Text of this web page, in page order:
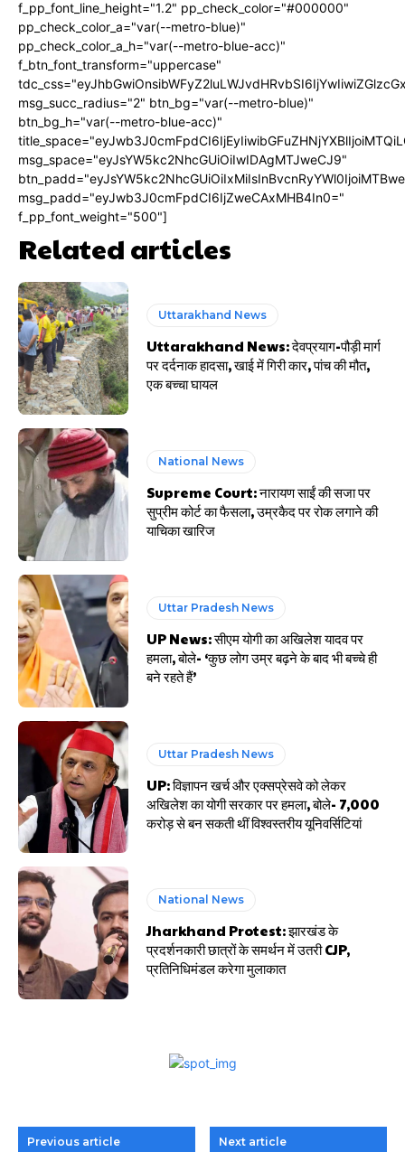
f_pp_font_line_height="1.2" pp_check_color="#000000"
pp_check_color_a="var(--metro-blue)"
pp_check_color_a_h="var(--metro-blue-acc)"
f_btn_font_transform="uppercase"
msg_succ_radius="2" btn_bg="var(--metro-blue)"
btn_bg_h="var(--metro-blue-acc)"
msg_space="eyJsYW5kc2NhcGUiOiIwIDAgMTJweCJ9"
msg_padd="eyJwb3J0cmFpdCI6IjZweCAxMHB4In0="
f_pp_font_weight="500"]
Related articles
Uttarakhand News
Uttarakhand News: देवप्रयाग-पौड़ी मार्ग
पर दर्दनाक हादसा, खाई में गिरी कार, पांच की मौत,
एक बच्चा घायल
National News
Supreme Court: नारायण साईं की सजा पर
सुप्रीम कोर्ट का फैसला, उम्रकैद पर रोक लगाने की
याचिका खारिज
Uttar Pradesh News
UP News: सीएम योगी का अखिलेश यादव पर
हमला, बोले- ‘कुछ लोग उम्र बढ़ने के बाद भी बच्चे ही
बने रहते हैं’
Uttar Pradesh News
UP: विज्ञापन खर्च और एक्सप्रेसवे को लेकर
अखिलेश का योगी सरकार पर हमला, बोले- 7,000
करोड़ से बन सकती थीं विश्वस्तरीय यूनिवर्सिटियां
National News
Jharkhand Protest: झारखंड के
प्रदर्शनकारी छात्रों के समर्थन में उतरी CJP,
प्रतिनिधिमंडल करेगा मुलाकात
Previous article Next article